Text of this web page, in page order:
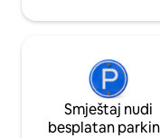
Smještaj nudi
besplatan